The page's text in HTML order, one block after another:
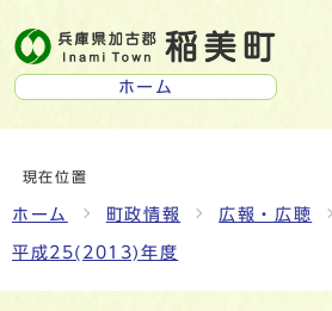
ホーム
現在位置
ホーム 町政情報 広報・広聴
平成25(2013)年度